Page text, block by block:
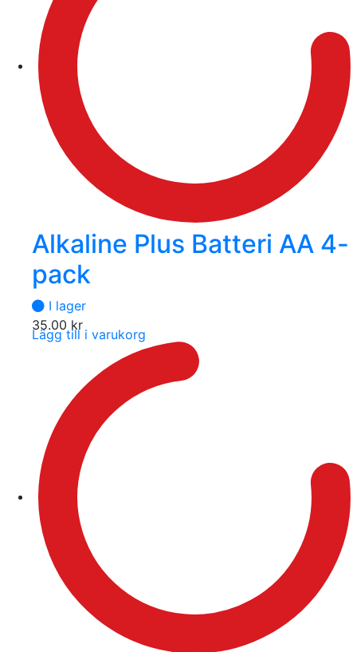
Alkaline Plus Batteri AA 4-
pack
I lager
35.00 kr
Lägg till i varukorg